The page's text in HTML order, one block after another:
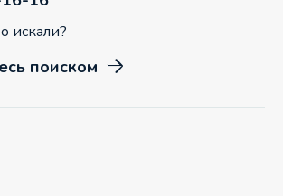
искали?
поиском